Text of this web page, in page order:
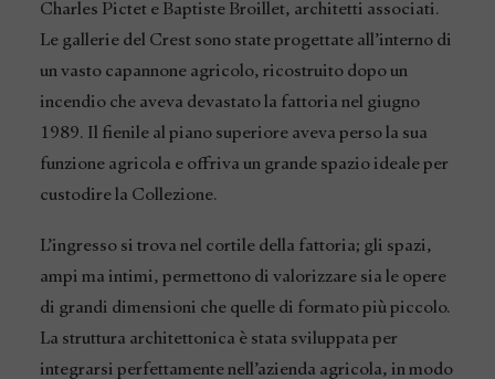
Charles Pictet e Baptiste Broillet, architetti associati.
Le gallerie del Crest sono state progettate all’interno di
un vasto capannone agricolo, ricostruito dopo un
incendio che aveva devastato la fattoria nel giugno
1989. Il fienile al piano superiore aveva perso la sua
funzione agricola e offriva un grande spazio ideale per
custodire la Collezione.
L’ingresso si trova nel cortile della fattoria; gli spazi,
ampi ma intimi, permettono di valorizzare sia le opere
di grandi dimensioni che quelle di formato più piccolo.
La struttura architettonica è stata sviluppata per
integrarsi perfettamente nell’azienda agricola, in modo